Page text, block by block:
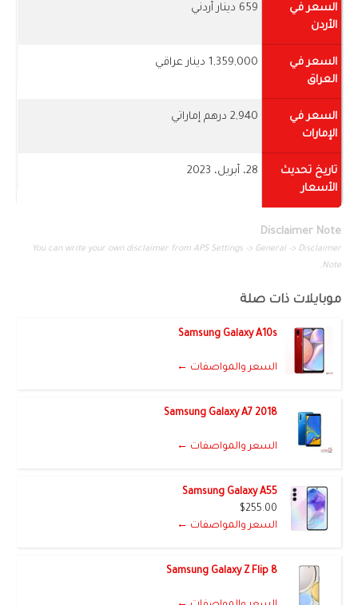
السعر في
الأردن
659 دينار أردني
السعر في
العراق
1,359,000 دينار عراقي
السعر في
الإمارات
2,940 درهم إماراتي
تاريخ تحديث
الأسعار
28، أبريل، 2023
Disclaimer Note
You can write your own disclaimer from APS Settings -> General -> Disclaimer
Note.
موبايلات ذات صلة
Samsung Galaxy A10s
السعر والمواصفات ←
Samsung Galaxy A7 2018
السعر والمواصفات ←
Samsung Galaxy A55
$255.00
السعر والمواصفات ←
Samsung Galaxy Z Flip 8